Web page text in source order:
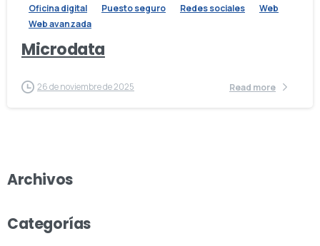
Oficina digital
Puesto seguro Redes sociales
Web
Web avanzada
Microdata
26 de noviembre de 2025 Read more
Archivos
Categorías